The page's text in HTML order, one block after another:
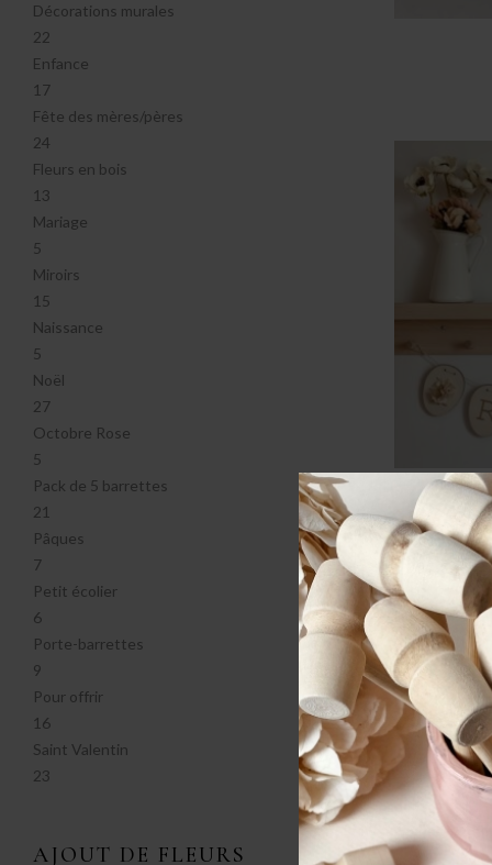
Décorations murales
22
Enfance
17
Fête des mères/pères
24
Fleurs en bois
13
Mariage
5
Miroirs
15
Naissance
5
Noël
27
Octobre Rose
5
Pack de 5 barrettes
21
Pâques
7
Petit écolier
6
Porte-barrettes
9
Pour offrir
16
Saint Valentin
23
AJOUT DE FLEURS